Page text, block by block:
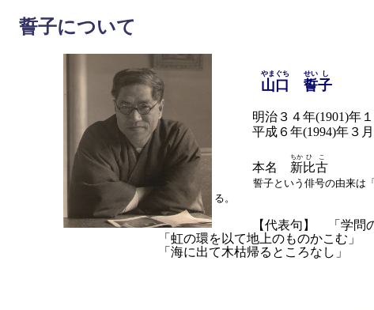
誓子について
山
やま
口
ぐち
誓
せい
子
し
明治３４年(1901)年１
平成６年(1994)年３月
本名 新
ちか
比
ひ
古
こ
誓子という俳号の由来は
る。
【代表句】 「学問のさ
「虹の環を以て地上のものかこむ」
「海に出て木枯帰るところなし」